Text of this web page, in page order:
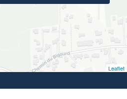
Leaflet